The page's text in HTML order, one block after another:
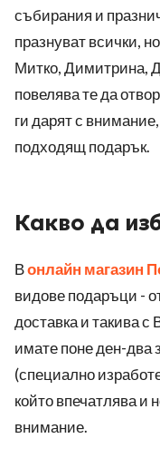
събирания и
празнуват всички,
Митко, Димитрина,
повелява те да
ги дарят с
подходящ подарък.
Какво да
Вонлайн магазин
видове подаръци -
доставка и такива с
имате поне ден-два
(специално
който впечатлява и
внимание.